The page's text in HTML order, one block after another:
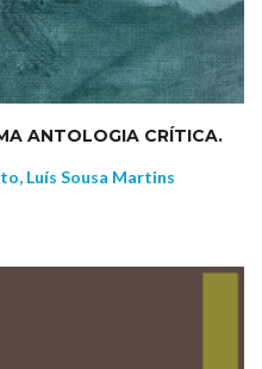
ANTOLOGIA CRÍTICA.
Luís Sousa Martins